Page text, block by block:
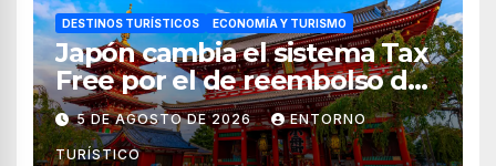
DESTINOS TURÍSTICOS ECONOMÍA Y TURISMO
Japón cambia el sistema Tax
Free por el de reembolso de
impuestos desde noviembre
de 2026
5 DE AGOSTO DE 2026 ENTORNO
TURÍSTICO